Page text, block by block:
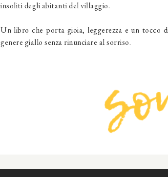
insoliti degli abitanti del villaggio.
Un libro che porta gioia, leggerezza e un tocco
genere giallo senza rinunciare al sorriso.